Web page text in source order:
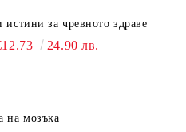
за чревното здраве
24.90 лв.
на мозъка